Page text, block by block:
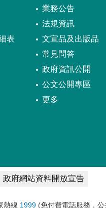
表
業務公告
法規資訊
文宣品及出版品
常見問答
政府資訊公開
公文公開專區
更多
政府網站資料開放宣告
熱線 1999 (免付費電話服務，